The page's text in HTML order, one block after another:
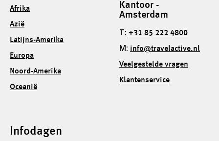
Afrika
Azië
Latijns-Amerika
Europa
Noord-Amerika
Oceanië
Kantoor -
Amsterdam
T: +31 85 222 4800
M: info@travelactive.nl
Veelgestelde vragen
Klantenservice
Infodagen